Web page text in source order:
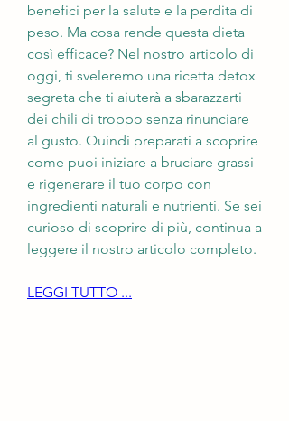
benefici per la salute e la perdita di
peso. Ma cosa rende questa dieta
così efficace? Nel nostro articolo di
oggi, ti sveleremo una ricetta detox
segreta che ti aiuterà a sbarazzarti
dei chili di troppo senza rinunciare
al gusto. Quindi preparati a scoprire
come puoi iniziare a bruciare grassi
e rigenerare il tuo corpo con
ingredienti naturali e nutrienti. Se sei
curioso di scoprire di più, continua a
leggere il nostro articolo completo.
LEGGI TUTTO ...